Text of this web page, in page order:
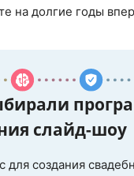
на долгие годы
слайд-шоу
для создания